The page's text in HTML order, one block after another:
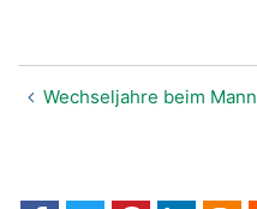
Wechseljahre beim Mann